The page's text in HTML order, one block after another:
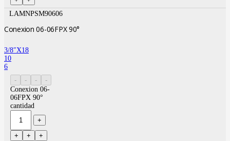
LAMNPSM90606
Conexion 06-06FPX 90°
3/8″X18
10
6
Conexion 06-
06FPX 90°
cantidad